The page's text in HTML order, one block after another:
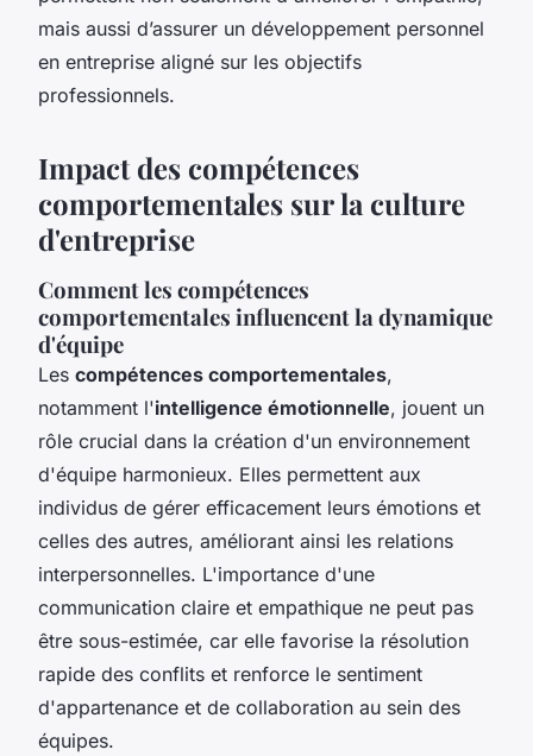
mais aussi d’assurer un développement personnel
en entreprise aligné sur les objectifs
professionnels.
Impact des compétences
comportementales sur la culture
d'entreprise
Comment les compétences
comportementales influencent la dynamique
d'équipe
Les compétences comportementales,
notamment l'intelligence émotionnelle, jouent un
rôle crucial dans la création d'un environnement
d'équipe harmonieux. Elles permettent aux
individus de gérer efficacement leurs émotions et
celles des autres, améliorant ainsi les relations
interpersonnelles. L'importance d'une
communication claire et empathique ne peut pas
être sous-estimée, car elle favorise la résolution
rapide des conflits et renforce le sentiment
d'appartenance et de collaboration au sein des
équipes.